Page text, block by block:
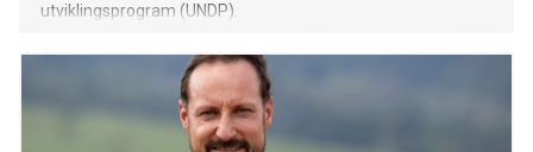
utviklingsprogram (UNDP).